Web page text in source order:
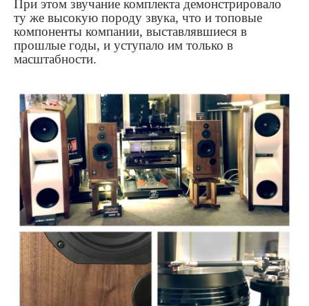
При этом звучание комплекта демонстрировало
ту же высокую породу звука, что и топовые
компоненты компании, выставлявшиеся в
прошлые годы, и уступало им только в
масштабности.